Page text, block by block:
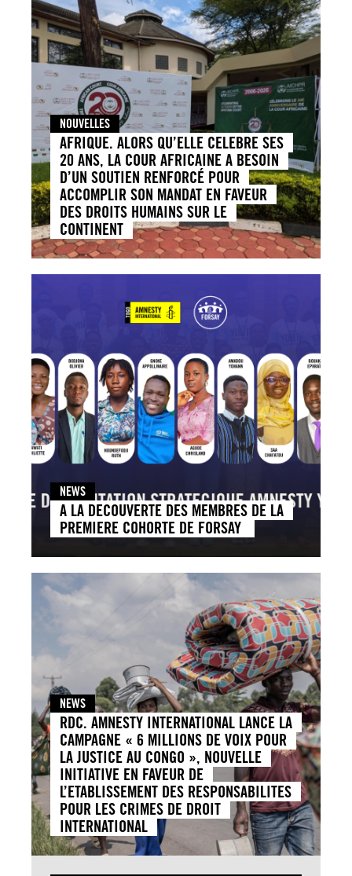
NOUVELLES
AFRIQUE. ALORS QU’ELLE CELEBRE SES
20 ANS, LA COUR AFRICAINE A BESOIN
D’UN SOUTIEN RENFORCÉ POUR
ACCOMPLIR SON MANDAT EN FAVEUR
DES DROITS HUMAINS SUR LE
CONTINENT
NEWS
A LA DECOUVERTE DES MEMBRES DE LA
PREMIERE COHORTE DE FORSAY
NEWS
RDC. AMNESTY INTERNATIONAL LANCE LA
CAMPAGNE « 6 MILLIONS DE VOIX POUR
LA JUSTICE AU CONGO », NOUVELLE
INITIATIVE EN FAVEUR DE
L’ETABLISSEMENT DES RESPONSABILITES
POUR LES CRIMES DE DROIT
INTERNATIONAL